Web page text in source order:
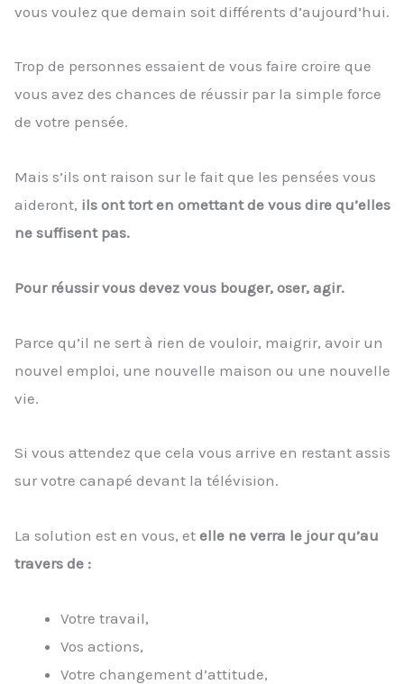
vous voulez que demain soit différents d’aujourd’hui.
Trop de personnes essaient de vous faire croire que
vous avez des chances de réussir par la simple force
de votre pensée.
Mais s’ils ont raison sur le fait que les pensées vous
aideront, ils ont tort en omettant de vous dire qu’elles
ne suffisent pas.
Pour réussir vous devez vous bouger, oser, agir.
Parce qu’il ne sert à rien de vouloir, maigrir, avoir un
nouvel emploi, une nouvelle maison ou une nouvelle
vie.
Si vous attendez que cela vous arrive en restant assis
sur votre canapé devant la télévision.
La solution est en vous, et elle ne verra le jour qu’au
travers de :
Votre travail,
Vos actions,
Votre changement d’attitude,